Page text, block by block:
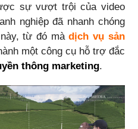
sự vượt trội của video
nghiệp đã nhanh chóng
từ đó mà dịch vụ sản
một công cụ hỗ trợ đắc
thông marketing.